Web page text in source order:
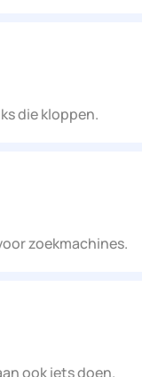
die kloppen.
zoekmachines.
ook iets doen.